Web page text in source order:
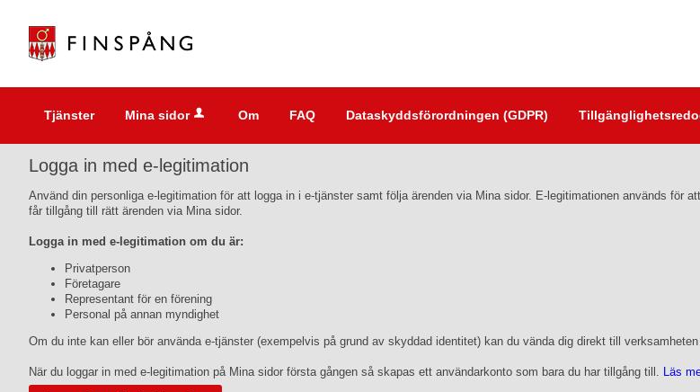
tjänster
kommun
Tjänster Mina sidor Om FAQ Dataskyddsförordningen (GDPR)
Logga in med e-legitimation
Använd din personliga e-legitimation för att logga in i e-tjänster samt följa ärenden via Mina sidor. E-legitimationen används
får tillgång till rätt ärenden via Mina sidor.
Logga in med e-legitimation om du är:
Privatperson
Företagare
Representant för en förening
Personal på annan myndighet
Om du inte kan eller bör använda e-tjänster (exempelvis på grund av skyddad identitet) kan du vända dig direkt till
När du loggar in med e-legitimation på Mina sidor första gången så skapas ett användarkonto som bara du har tillgång till. Läs